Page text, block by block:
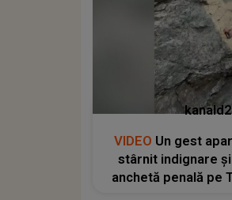
VIDEO Un gest
stârnit indignare
anchetă penală pe